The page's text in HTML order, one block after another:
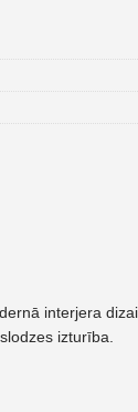
interjera
izturība.